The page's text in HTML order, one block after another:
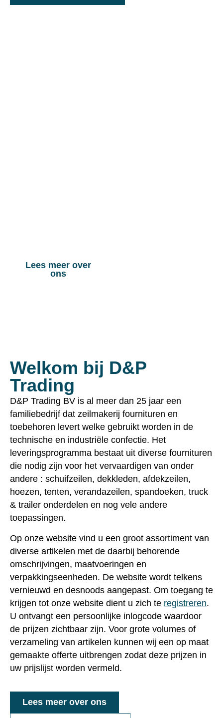
Lees meer over
ons
Welkom bij D&P
Trading
D&P Trading BV is al meer dan 25 jaar een
familiebedrijf dat zeilmakerij fournituren en
toebehoren levert welke gebruikt worden in de
technische en industriële confectie. Het
leveringsprogramma bestaat uit diverse fournituren
die nodig zijn voor het vervaardigen van onder
andere : schuifzeilen, dekkleden, afdekzeilen,
hoezen, tenten, verandazeilen, spandoeken, truck
& trailer onderdelen en nog vele andere
toepassingen.
Op onze website vind u een groot assortiment van
diverse artikelen met de daarbij behorende
omschrijvingen, maatvoeringen en
verpakkingseenheden. De website wordt telkens
vernieuwd en desnoods aangepast. Om toegang te
krijgen tot onze website dient u zich te registreren.
U ontvangt een persoonlijke inlogcode waardoor
de prijzen zichtbaar zijn. Voor grote volumes of
verzameling van artikelen kunnen wij een op maat
gemaakte offerte uitbrengen zodat deze prijzen in
uw prijslijst worden vermeld.
Lees meer over ons